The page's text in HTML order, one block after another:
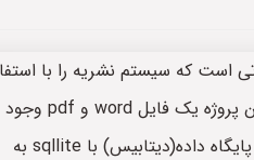
است که سیستم نشریه را با
از نرم افزار اس کیوال لایت یا sqllite پیاده سازی می کند. در این پروژه یک فایل word و pdf وجود
دارد که در آن تصویر کلیه جداول یا همان تیبل ها طراحی شده پایگاه داده(دیتابیس) با sqllite به